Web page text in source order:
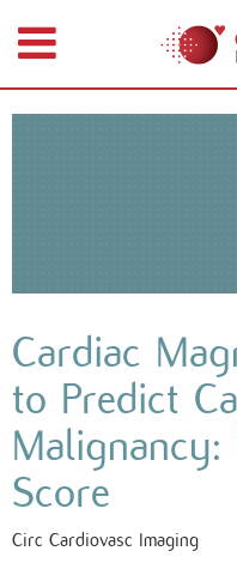
Cardiac
to Predict
Malignancy:
Score
Circ Cardiovasc Imaging